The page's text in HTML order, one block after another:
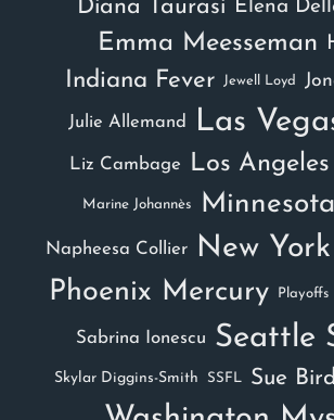
Diana Taurasi Elena
Emma Meesseman
Indiana Fever Jewell Loyd
Julie Allemand Las
Liz Cambage Los
Marine Johannès
Napheesa Collier New
Phoenix Mercury Playoffs
Sabrina Ionescu Seattle
Skylar Diggins-Smith SSFL Sue Bird